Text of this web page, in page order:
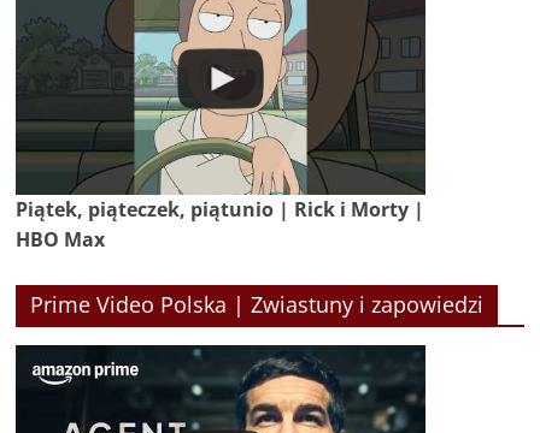
Piątek, piąteczek, piątunio | Rick i Morty |
HBO Max
Prime Video Polska | Zwiastuny i zapowiedzi